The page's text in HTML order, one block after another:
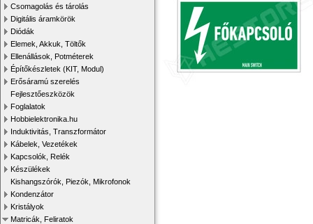
Csomagolás és tárolás
Digitális áramkörök
Diódák
Elemek, Akkuk, Töltők
Ellenállások, Potméterek
Építőkészletek (KIT, Modul)
Erősáramú szerelés
Fejlesztőeszközök
Foglalatok
Hobbielektronika.hu
Induktivitás, Transzformátor
Kábelek, Vezetékek
Kapcsolók, Relék
Készülékek
Kishangszórók, Piezók, Mikrofonok
Kondenzátor
Kristályok
Matricák, Feliratok